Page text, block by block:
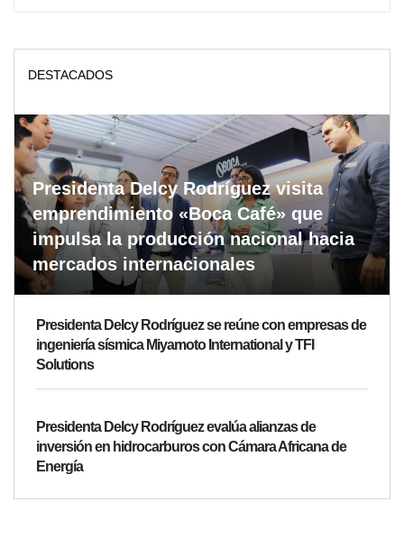
DESTACADOS
Presidenta Delcy Rodríguez visita
emprendimiento «Boca Café» que
impulsa la producción nacional hacia
mercados internacionales
Presidenta Delcy Rodríguez se reúne con empresas de
ingeniería sísmica Miyamoto International y TFI
Solutions
Presidenta Delcy Rodríguez evalúa alianzas de
inversión en hidrocarburos con Cámara Africana de
Energía